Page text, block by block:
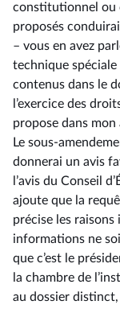
constitutionnel ou
proposés
–⁠ vous en avez
technique spéciale
contenus dans le
l’exercice des
propose dans mon
Le sous-
donnerai un avis
l’avis du Conseil
ajoute que la
précise les
informations ne
que c’est le
la chambre de
au dossier